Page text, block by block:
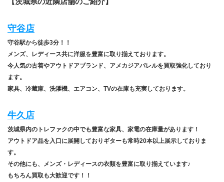
守谷店
守谷駅から徒歩3分！！
メンズ、レディース共に洋服を豊富に取り揃えております。
今人気の古着やアウトドアブランド、アメカジアパレルを買取強化しており
ます。
家具、冷蔵庫、洗濯機、エアコン、TVの在庫も充実しております。
牛久店
茨城県内のトレファクの中でも豊富な家具、家電の在庫量があります！
アウトドア品を入口に展開しておりギターも常時20本以上展示しておりま
す。
その他にも、メンズ・レディースの衣類を豊富に取り揃えています♪
もちろん買取も大歓迎です！！